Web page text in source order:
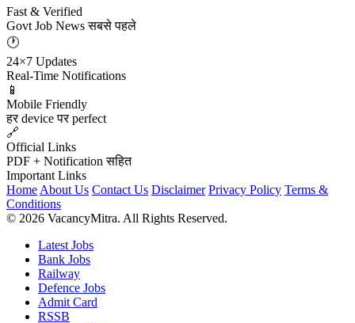
Fast & Verified
Govt Job News सबसे पहले
🕐
24×7 Updates
Real-Time Notifications
📱
Mobile Friendly
हर device पर perfect
🔗
Official Links
PDF + Notification सहित
Important Links
Home About Us Contact Us Disclaimer Privacy Policy Terms &
Conditions
© 2026 VacancyMitra. All Rights Reserved.
Latest Jobs
Bank Jobs
Railway
Defence Jobs
Admit Card
RSSB